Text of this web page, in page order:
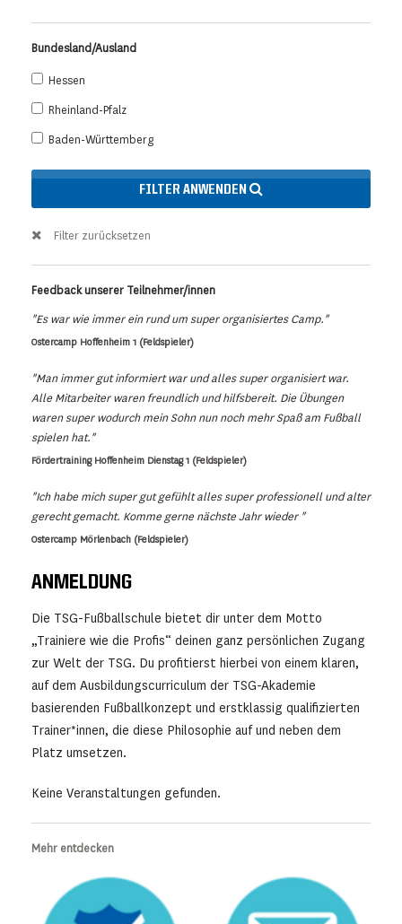
Bundesland/Ausland
Hessen
Rheinland-Pfalz
Baden-Württemberg
FILTER ANWENDEN
Filter zurücksetzen
Feedback unserer Teilnehmer/innen
"Es war wie immer ein rund um super organisiertes Camp."
Ostercamp Hoffenheim 1 (Feldspieler)
"Man immer gut informiert war und alles super organisiert war.
Alle Mitarbeiter waren freundlich und hilfsbereit. Die Übungen
waren super wodurch mein Sohn nun noch mehr Spaß am Fußball
spielen hat."
Fördertraining Hoffenheim Dienstag 1 (Feldspieler)
"Ich habe mich super gut gefühlt alles super professionell und alter
gerecht gemacht. Komme gerne nächste Jahr wieder "
Ostercamp Mörlenbach (Feldspieler)
ANMELDUNG
Die TSG-Fußballschule bietet dir unter dem Motto
„Trainiere wie die Profis“ deinen ganz persönlichen Zugang
zur Welt der TSG. Du profitierst hierbei von einem klaren,
auf dem Ausbildungscurriculum der TSG-Akademie
basierenden Fußballkonzept und erstklassig qualifizierten
Trainer*innen, die diese Philosophie auf und neben dem
Platz umsetzen.
Keine Veranstaltungen gefunden.
Mehr entdecken